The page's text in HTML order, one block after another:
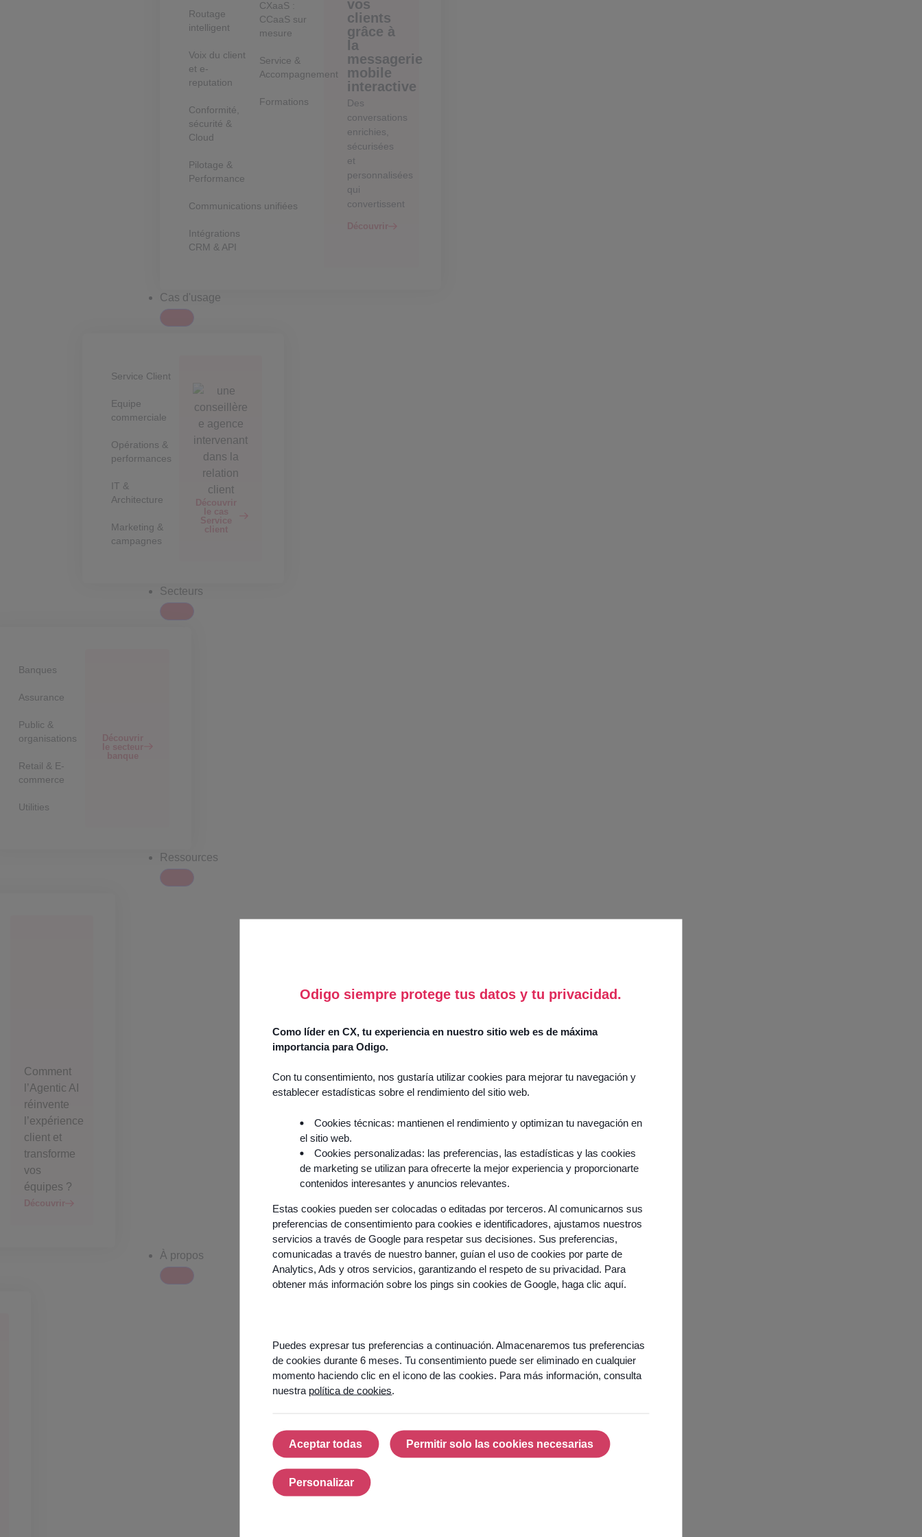
Odigo siempre protege tus datos y tu privacidad.
Como líder en CX, tu experiencia en nuestro sitio web es de máxima
importancia para Odigo.
Con tu consentimiento, nos gustaría utilizar cookies para mejorar tu navegación y
establecer estadísticas sobre el rendimiento del sitio web.
Cookies técnicas: mantienen el rendimiento y optimizan tu navegación en
el sitio web.
Cookies personalizadas: las preferencias, las estadísticas y las cookies
de marketing se utilizan para ofrecerte la mejor experiencia y proporcionarte
contenidos interesantes y anuncios relevantes.
Estas cookies pueden ser colocadas o editadas por terceros. Al comunicarnos sus
preferencias de consentimiento para cookies e identificadores, ajustamos nuestros
servicios a través de Google para respetar sus decisiones. Sus preferencias,
comunicadas a través de nuestro banner, guían el uso de cookies por parte de
Analytics, Ads y otros servicios, garantizando el respeto de su privacidad. Para
obtener más información sobre los pings sin cookies de Google, haga clic aquí
Puedes expresar tus preferencias a continuación. Almacenaremos tus preferencias
de cookies durante 6 meses. Tu consentimiento puede ser eliminado en cualquier
momento haciendo clic en el icono de las cookies. Para más información, consulta
nuestra política de cookies
Aceptar todas
Aceptar todas
Permitir solo las cookies necesarias
Permitir solo las cookies necesarias
Personalizar
Personalizar
Routage
intelligent
Voix du client
et e-
reputation
Conformité,
sécurité &
Cloud
Pilotage &
Performance
Communications unifiées
Intégrations
CRM & API
CXaaS :
CCaaS sur
mesure
Service &
Accompagnement
Formations
vos
clients
grâce à
la
messagerie
mobile
interactive
Des
conversations
enrichies,
sécurisées
et
personnalisées
qui
convertissent
Découvrir
Cas d'usage
Service Client
Equipe
commerciale
Opérations &
performances
IT &
Architecture
Marketing &
campagnes
Découvrir
le cas
Service
client
Secteurs
Banques
Assurance
Public &
organisations
Retail & E-
commerce
Utilities
Découvrir
le secteur
banque
Ressources
Comment
l’Agentic AI
réinvente
l’expérience
client et
transforme
vos
équipes ?
Découvrir
À propos